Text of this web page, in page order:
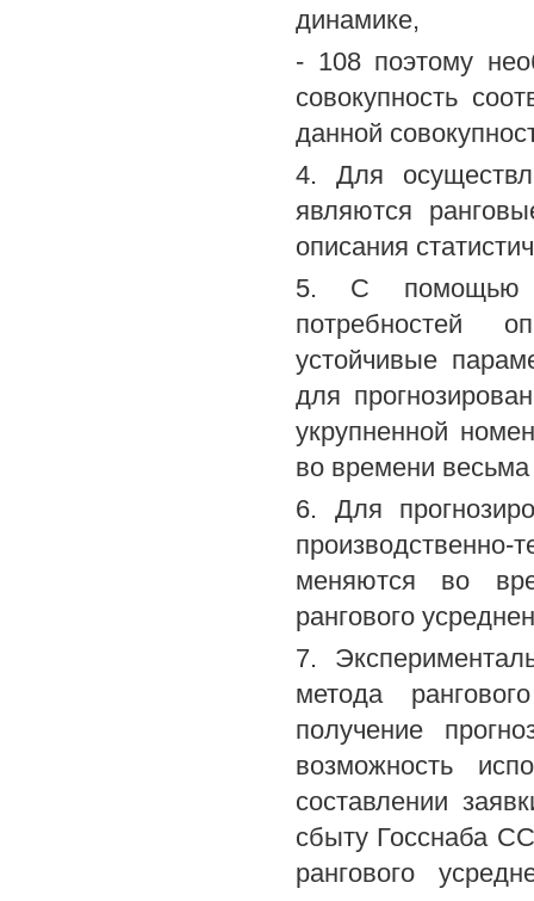
динамике,
- 108 поэтому
совокупность
данной
4. Для
являются
описания
5. С помощью
потребностей
устойчивые
для
укрупненной
во времени весьма
6. Для
меняются во
рангового
7.
метода
получение
возможность
составлении
сбыту Госснаба
рангового